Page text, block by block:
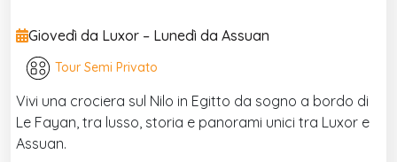
Giovedì da Luxor – Lunedì da Assuan
Tour Semi Privato
Vivi una crociera sul Nilo in Egitto da sogno a bordo di
Le Fayan, tra lusso, storia e panorami unici tra Luxor e
Assuan.